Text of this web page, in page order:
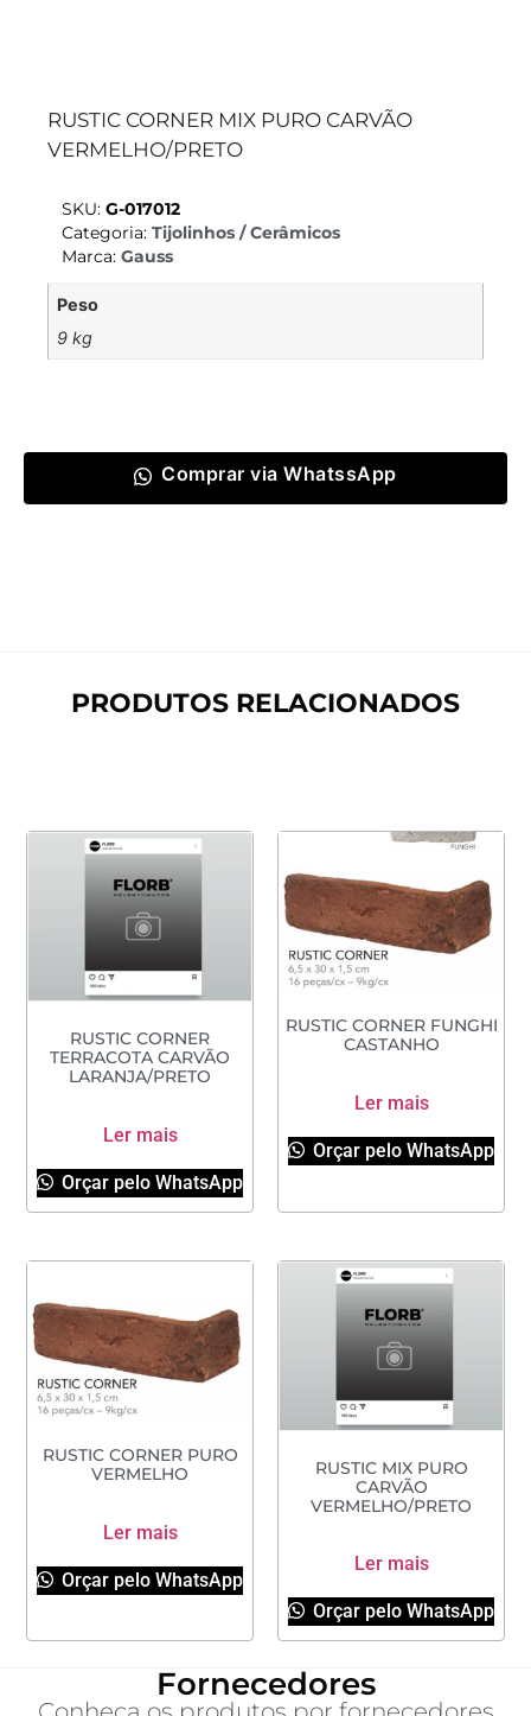
RUSTIC CORNER MIX PURO CARVÃO
VERMELHO/PRETO
SKU: G-017012
Categoria: Tijolinhos / Cerâmicos
Marca: Gauss
Peso
9 kg
Comprar via WhatssApp
PRODUTOS RELACIONADOS
RUSTIC CORNER
TERRACOTA CARVÃO
LARANJA/PRETO
Ler mais
Orçar pelo WhatsApp
RUSTIC CORNER FUNGHI
CASTANHO
Ler mais
Orçar pelo WhatsApp
RUSTIC CORNER PURO
VERMELHO
Ler mais
Orçar pelo WhatsApp
RUSTIC MIX PURO
CARVÃO
VERMELHO/PRETO
Ler mais
Orçar pelo WhatsApp
Fornecedores